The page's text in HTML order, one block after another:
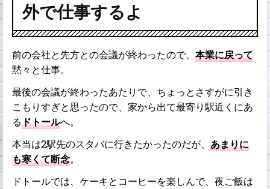
外で仕事するよ
前の会社と先方との会議が終わったので、本業に戻って
黙々と仕事。
最後の会議が終わったあたりで、ちょっとさすがに引き
こもりすぎと思ったので、家から出て最寄り駅近くにあ
るドトールへ。
本当は2駅先のスタバに行きたかったのだが、あまりに
も寒くて断念。
ドトールでは、ケーキとコーヒーを楽しんで、夜ご飯は